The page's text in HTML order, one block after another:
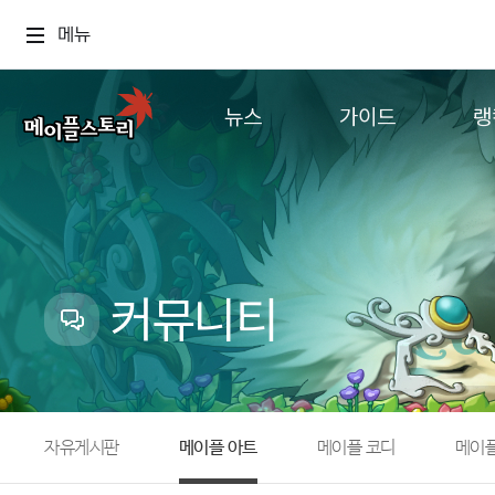
메뉴
뉴스
업데이트
이벤트
캐시샵 공지
메이플 알림판
with maple
가이드
추가정보
컨텐
커뮤니티
자유게시판 메이플 아트 메이플 코디 메이